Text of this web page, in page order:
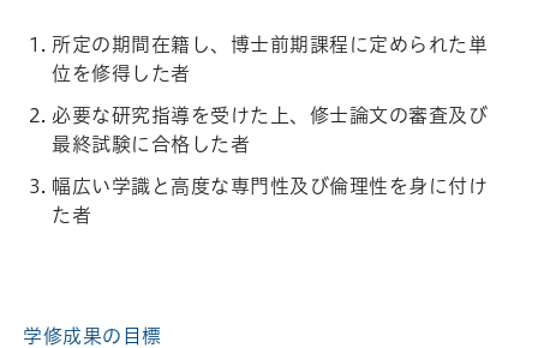
所定の期間在籍し、博士前期課程に定められた単
位を修得した者
必要な研究指導を受けた上、修士論文の審査及び
最終試験に合格した者
幅広い学識と高度な専門性及び倫理性を身に付け
た者
学修成果の目標